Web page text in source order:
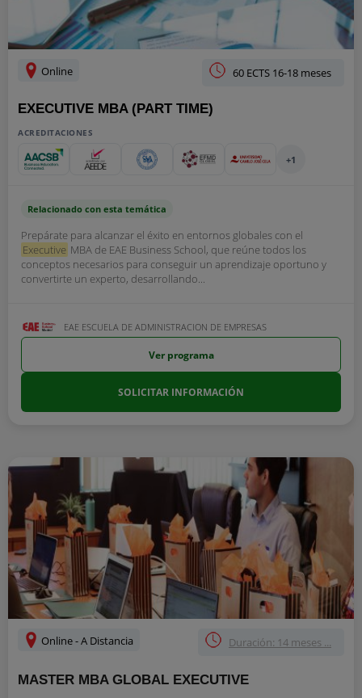
Online 60 ECTS 16-18 meses
EXECUTIVE MBA (PART TIME)
ACREDITACIONES
+1
Relacionado con esta temática
Prepárate para alcanzar el éxito en entornos globales con el
Executive MBA de EAE Business School, que reúne todos los
conceptos necesarios para conseguir un aprendizaje oportuno y
convertirte un experto, desarrollando...
EAE ESCUELA DE ADMINISTRACION DE EMPRESAS
Ver programa
SOLICITAR INFORMACIÓN
Online - A Distancia Duración: 14 meses ...
MASTER MBA GLOBAL EXECUTIVE